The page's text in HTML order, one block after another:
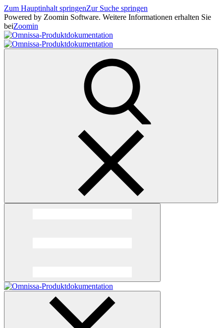
Zum Hauptinhalt springenZur Suche springen
Powered by Zoomin Software. Weitere Informationen erhalten Sie
beiZoomin